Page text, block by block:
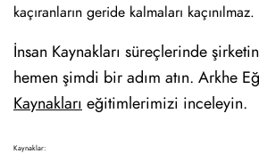
kaçıranların geride kalmaları kaçınılmaz.
İnsan Kaynakları süreçlerinde
hemen şimdi bir adım atın. Arkhe
Kaynakları eğitimlerimizi inceleyin.
Kaynaklar: